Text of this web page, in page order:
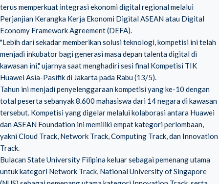
terus memperkuat integrasi ekonomi digital regional melalui
Perjanjian Kerangka Kerja Ekonomi Digital ASEAN atau Digital
Economy Framework Agreement (DEFA).
"Lebih dari sekadar memberikan solusi teknologi, kompetisi ini telah
menjadi inkubator bagi generasi masa depan talenta digital di
kawasan ini," ujarnya saat menghadiri sesi final Kompetisi TIK
Huawei Asia-Pasifik di Jakarta pada Rabu (13/5).
Tahun ini menjadi penyelenggaraan kompetisi yang ke-10 dengan
total peserta sebanyak 8.600 mahasiswa dari 14 negara di kawasan
tersebut. Kompetisi yang digelar melalui kolaborasi antara Huawei
dan ASEAN Foundation ini memiliki empat kategori perlombaan,
yakni Cloud Track, Network Track, Computing Track, dan Innovation
Track.
Bulacan State University Filipina keluar sebagai pemenang utama
untuk kategori Network Track, National University of Singapore